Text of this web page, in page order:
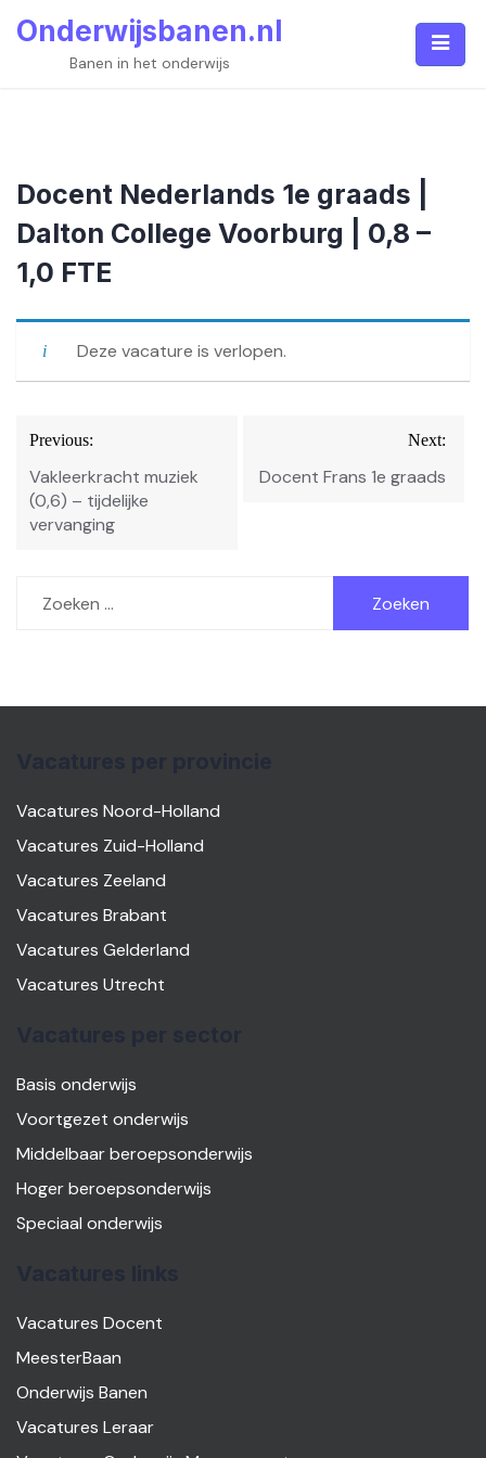
Onderwijsbanen.nl
Banen in het onderwijs
Docent Nederlands 1e graads |
Dalton College Voorburg | 0,8 –
1,0 FTE
Deze vacature is verlopen.
Bericht
navigatie
Previous:
Vakleerkracht muziek
(0,6) – tijdelijke
vervanging
Next:
Docent Frans 1e graads
naar:
Vacatures Noord-Holland
Vacatures Zuid-Holland
Vacatures Zeeland
Vacatures Brabant
Vacatures Gelderland
Vacatures Utrecht
Basis onderwijs
Voortgezet onderwijs
Middelbaar beroepsonderwijs
Hoger beroepsonderwijs
Speciaal onderwijs
Vacatures Docent
MeesterBaan
Onderwijs Banen
Vacatures Leraar